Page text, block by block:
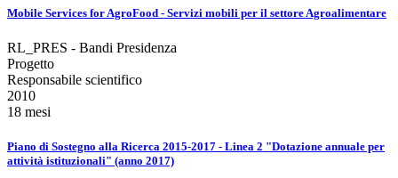
Mobile Services for AgroFood - Servizi mobili per il settore Agroalimentare
RL_PRES - Bandi Presidenza
Progetto
Responsabile scientifico
2010
18 mesi
Piano di Sostegno alla Ricerca 2015-2017 - Linea 2 "Dotazione annuale per
attività istituzionali" (anno 2017)